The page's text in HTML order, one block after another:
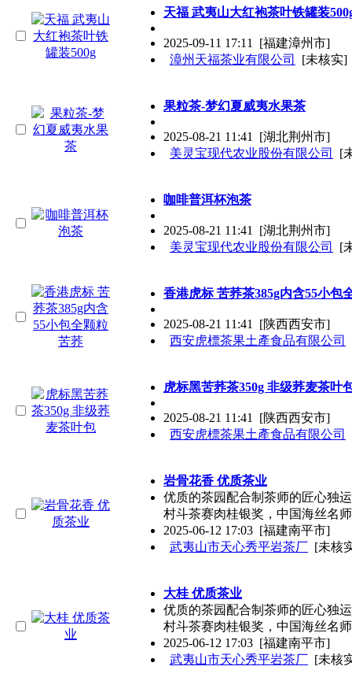
天福 武夷山大红袍茶叶铁罐装
2025-09-11 17:11 [福建漳州市]
漳州天福茶业有限公司
[未核实]
果粒茶-梦幻夏威夷水果茶
2025-08-21 11:41 [湖北荆州市]
美灵宝现代农业股份有限公司
[
咖啡普洱杯泡茶
2025-08-21 11:41 [湖北荆州市]
美灵宝现代农业股份有限公司
[
香港虎标 苦荞茶385g内含55小包
2025-08-21 11:41 [陕西西安市]
西安虎標茶果土產食品有限公司
虎标黑苦荞茶350g 非级荞麦茶叶
2025-08-21 11:41 [陕西西安市]
西安虎標茶果土產食品有限公司
岩骨花香 优质茶业
优质的茶园配合制茶师的匠心独
村斗茶赛肉桂银奖，中国海丝名
2025-06-12 17:03 [福建南平市]
武夷山市天心秀平岩茶厂 [未核
大桂 优质茶业
优质的茶园配合制茶师的匠心独
村斗茶赛肉桂银奖，中国海丝名
2025-06-12 17:03 [福建南平市]
武夷山市天心秀平岩茶厂 [未核